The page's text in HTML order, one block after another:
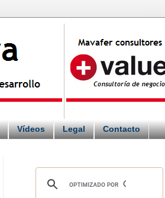
Vídeos Legal Contacto